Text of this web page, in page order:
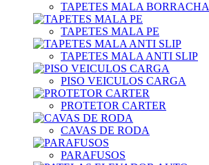
TAPETES MALA BORRACHA
TAPETES MALA PE
TAPETES MALA ANTI SLIP
PISO VEICULOS CARGA
PROTETOR CARTER
CAVAS DE RODA
PARAFUSOS